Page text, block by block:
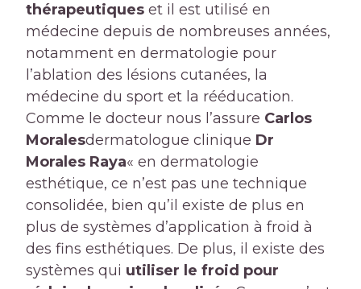
thérapeutiques et il est utilisé en
médecine depuis de nombreuses années,
notamment en dermatologie pour
l’ablation des lésions cutanées, la
médecine du sport et la rééducation.
Comme le docteur nous l’assure Carlos
Moralesdermatologue clinique Dr
Morales Raya« en dermatologie
esthétique, ce n’est pas une technique
consolidée, bien qu’il existe de plus en
plus de systèmes d’application à froid à
des fins esthétiques. De plus, il existe des
systèmes qui utiliser le froid pour